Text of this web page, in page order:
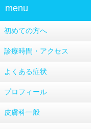
menu
初めての方へ
診療時間・アクセス
よくある症状
プロフィール
皮膚科一般